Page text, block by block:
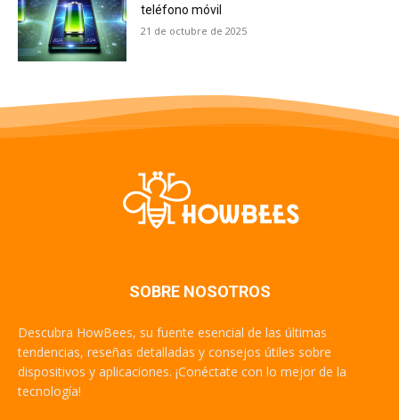
teléfono móvil
21 de octubre de 2025
SOBRE NOSOTROS
Descubra HowBees, su fuente esencial de las últimas
tendencias, reseñas detalladas y consejos útiles sobre
dispositivos y aplicaciones. ¡Conéctate con lo mejor de la
tecnología!